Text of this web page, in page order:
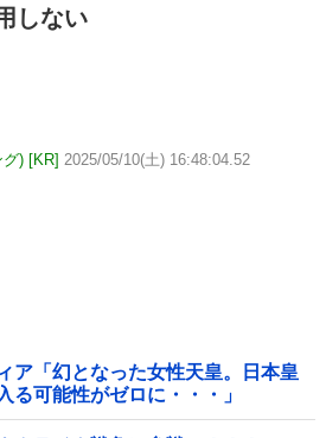
しない
) [KR] 2025/05/10(土) 16:48:04.52
ア「幻となった女性天皇。日本皇
る可能性がゼロに・・・」